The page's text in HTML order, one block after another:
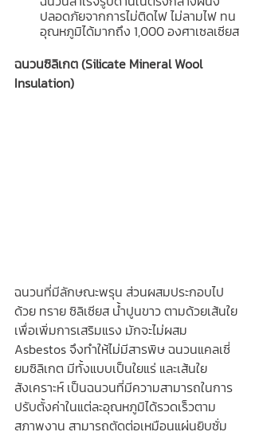
ปลอดภัยจากการไม่ติดไฟ ไม่ลามไฟ ทน
อุณหภูมิได้มากถึง 1,000 องศาเซลเซียส
ฉนวนซิลิเกต (Silicate Mineral Wool
Insulation)
ฉนวนที่มีลักษณะพรุน ส่วนผสมประกอบไป
ด้วย ทราย ซิลิเซียส น้ำปูนขาว ตามด้วยเส้นใย
เพื่อเพิ่มการเสริมแรง มักจะไม่ผสม
Asbestos จึงทำให้ไม่มีสารพิษ ฉนวนแคลเซี่
ยมซิลิเกต มีทั้งแบบเป็นใยแร่ และเส้นใย
สังเคราะห์ เป็นฉนวนที่มีความสามารถในการ
ปรับตั้งค่าในแต่ละอุณหภูมิได้รวดเร็วตาม
สภาพงาน สามารถตัดต่อเหมือนแผ่นยิบซั่ม